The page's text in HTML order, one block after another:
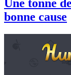
Une tonne
bonne cause